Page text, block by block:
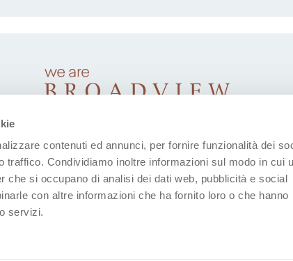
contenuti ed annunci, per fornire funzionalità dei
traffico. Condividiamo inoltre informazioni sul modo in cui
che si occupano di analisi dei dati web, pubblicità e social
con altre informazioni che ha fornito loro o che hanno
servizi.